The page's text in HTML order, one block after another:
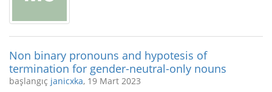
Non binary pronouns and hypotesis of
termination for gender-neutral-only nouns
başlangıç janicxka, 19 Mart 2023